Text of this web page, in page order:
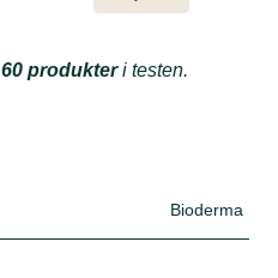
60 produkteri testen.
Bioderma